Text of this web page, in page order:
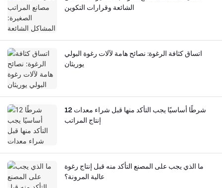
الشائعة وقرارات التكوين
اتساق كثافة الرغوة: نصائح هامة لآلات رغوة البولي
يوريثان
12 شرطًا أساسيًا يجب التأكد منها قبل شراء معدات
إنتاج المراتب
ما الذي يجب على المصنع التأكد منه قبل إنتاج رغوة
عالية المرونة؟